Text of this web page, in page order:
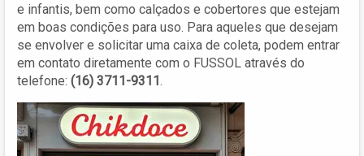
e infantis, bem como calçados e cobertores que estejam
em boas condições para uso. Para aqueles que desejam
se envolver e solicitar uma caixa de coleta, podem entrar
em contato diretamente com o FUSSOL através do
telefone: (16) 3711-9311.